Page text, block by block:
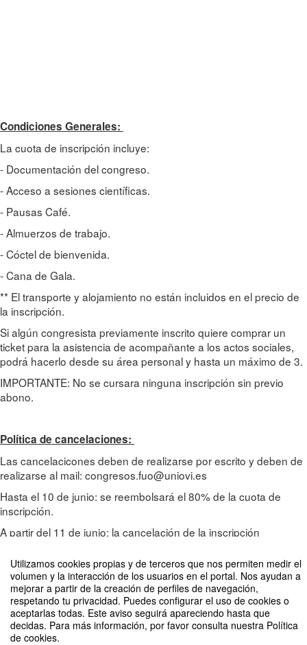
Utilizamos cookies propias y de terceros que nos permiten medir el
volumen y la interacción de los usuarios en el portal. Nos ayudan a
mejorar a partir de la creación de perfiles de navegación,
respetando tu privacidad. Puedes configurar el uso de cookies o
aceptarlas todas. Este aviso seguirá apareciendo hasta que
decidas. Para más información, por favor consulta nuestra Política
de cookies.
Condiciones Generales:
La cuota de inscripción incluye:
- Documentación del congreso.
- Acceso a sesiones científicas.
- Pausas Café.
- Almuerzos de trabajo.
- Cóctel de bienvenida.
- Cana de Gala.
** El transporte y alojamiento no están incluidos en el precio de
la inscripción.
Si algún congresista previamente inscrito quiere comprar un
ticket para la asistencia de acompañante a los actos sociales,
podrá hacerlo desde su área personal y hasta un máximo de 3.
IMPORTANTE: No se cursara ninguna inscripción sin previo
abono.
Política de cancelaciones:
Las cancelacicones deben de realizarse por escrito y deben de
realizarse al mail: congresos.fuo@uniovi.es
Hasta el 10 de junio: se reembolsará el 80% de la cuota de
inscripción.
A partir del 11 de junio: la cancelación de la inscripción